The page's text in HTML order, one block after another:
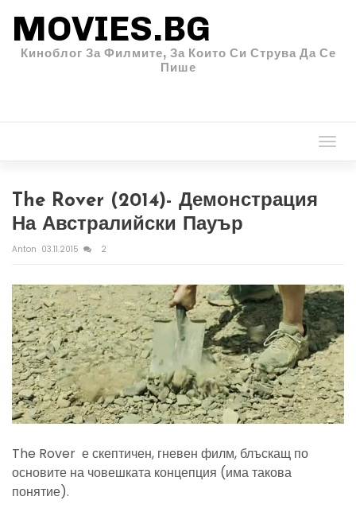
MOVIES.BG
Киноблог За Филмите, За Които Си Струва Да Се
Пише
The Rover (2014)- Демонстрация
На Австралийски Пауър
Anton 03.11.2015 2
The Rover е скептичен, гневен филм, блъскащ по
основите на човешката концепция (има такова
понятие).